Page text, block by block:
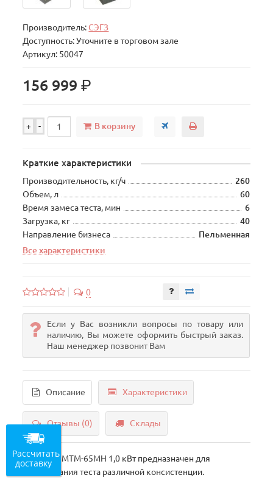
Производитель: СЭГЗ
Доступность: Уточните в торговом зале
Артикул: 50047
156 999р.
+ - В корзину
Краткие характеристики
Производительность, кг/ч
260
Объем, л
60
Время замеса теста, мин
6
Загрузка, кг
40
Направление бизнеса
Пельменная
Все характеристики
0
Если у Вас возникли вопросы по товару или
наличию, Вы можете оформить быстрый заказ.
Наш менеджер позвонит Вам
Описание Характеристики
Отзывы (0) Склады
Тестомес МТМ-65МН 1,0 кВт предназначен для
замешивания теста различной консистенции.
Рассчитать
доставку